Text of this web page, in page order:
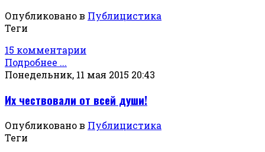
Опубликовано в Публицистика
Теги
15 комментарии
Подробнее ...
Понедельник, 11 мая 2015 20:43
Их чествовали от всей души!
Опубликовано в Публицистика
Теги